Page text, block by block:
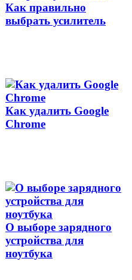
Как правильно
выбрать усилитель
Как удалить Google
Chrome
О выборе зарядного
устройства для
ноутбука